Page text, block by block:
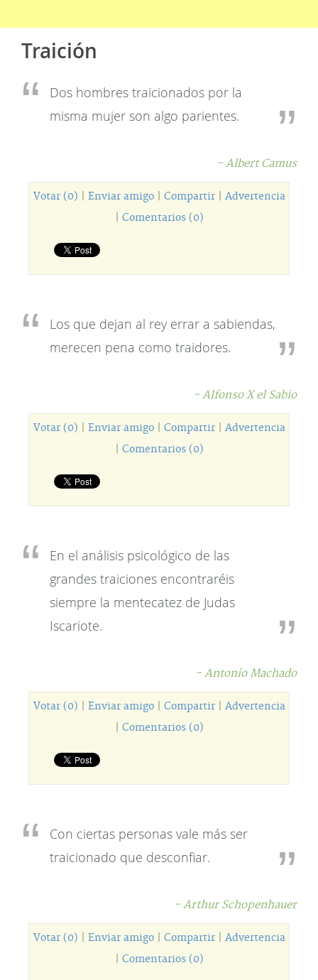
Traición
Dos hombres traicionados por la
misma mujer son algo parientes.
- Albert Camus
Votar (0) Enviar amigo| Compartir| Advertencia
Comentarios (0)
Los que dejan al rey errar a sabiendas,
merecen pena como traidores.
- Alfonso X el Sabio
Votar (0) Enviar amigo| Compartir| Advertencia
Comentarios (0)
En el análisis psicológico de las
grandes traiciones encontraréis
siempre la mentecatez de Judas
Iscariote.
- Antonio Machado
Votar (0) Enviar amigo| Compartir| Advertencia
Comentarios (0)
Con ciertas personas vale más ser
traicionado que desconfiar.
- Arthur Schopenhauer
Votar (0) Enviar amigo| Compartir| Advertencia
Comentarios (0)